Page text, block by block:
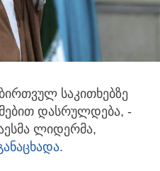
საკითხებზე
დასრულდება, -
ლიდერმა,